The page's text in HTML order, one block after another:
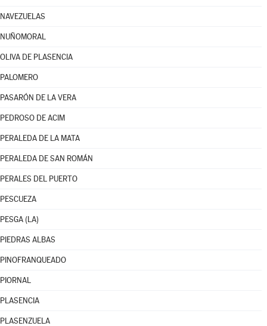
NAVEZUELAS
NUÑOMORAL
OLIVA DE PLASENCIA
PALOMERO
PASARÓN DE LA VERA
PEDROSO DE ACIM
PERALEDA DE LA MATA
PERALEDA DE SAN ROMÁN
PERALES DEL PUERTO
PESCUEZA
PESGA (LA)
PIEDRAS ALBAS
PINOFRANQUEADO
PIORNAL
PLASENCIA
PLASENZUELA